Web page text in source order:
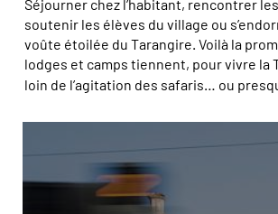
Séjourner chez l’habitant, rencontrer
soutenir les élèves du village ou
voûte étoilée du Tarangire. Voilà la
lodges et camps tiennent, pour vivre la
loin de l’agitation des safaris… ou